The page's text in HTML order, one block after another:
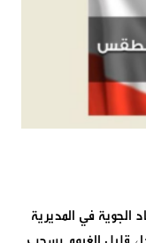
في المديرية